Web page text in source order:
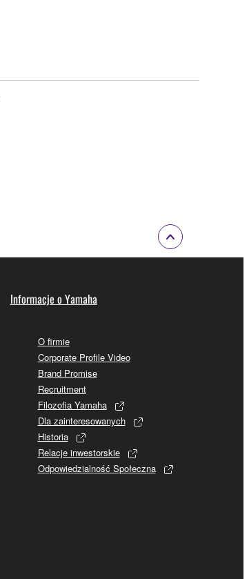
Informacje o Yamaha
O firmie
Corporate Profile Video
Brand Promise
Recruitment
Filozofia Yamaha
Dla zainteresowanych
Historia
Relacje inwestorskie
Odpowiedzialność Społeczna